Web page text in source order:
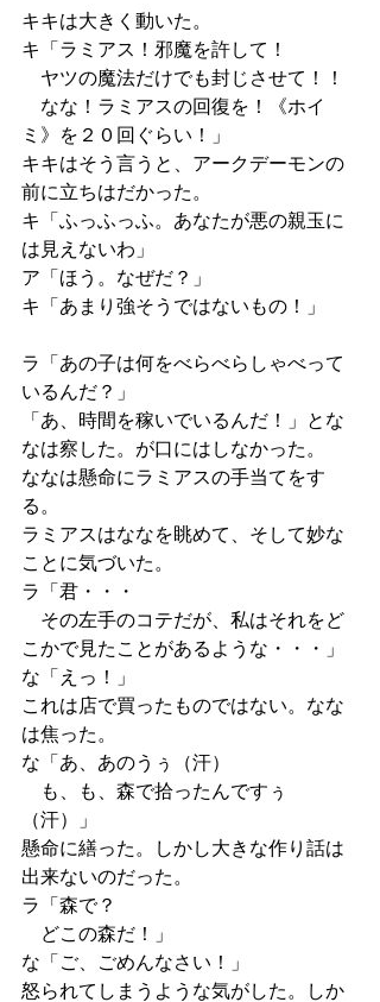
キキは大きく動いた。
キ「ラミアス！邪魔を許して！
ヤツの魔法だけでも封じさせて！！
なな！ラミアスの回復を！《ホイ
ミ》を２０回ぐらい！」
キキはそう言うと、アークデーモンの
前に立ちはだかった。
キ「ふっふっふ。あなたが悪の親玉に
は見えないわ」
ア「ほう。なぜだ？」
キ「あまり強そうではないもの！」
ラ「あの子は何をべらべらしゃべって
いるんだ？」
「あ、時間を稼いでいるんだ！」とな
なは察した。が口にはしなかった。
ななは懸命にラミアスの手当てをす
る。
ラミアスはななを眺めて、そして妙な
ことに気づいた。
ラ「君・・・
その左手のコテだが、私はそれをど
こかで見たことがあるような・・・」
な「えっ！」
これは店で買ったものではない。なな
は焦った。
な「あ、あのうぅ（汗）
も、も、森で拾ったんですぅ
（汗）」
懸命に繕った。しかし大きな作り話は
出来ないのだった。
ラ「森で？
どこの森だ！」
な「ご、ごめんなさい！」
怒られてしまうような気がした。しか